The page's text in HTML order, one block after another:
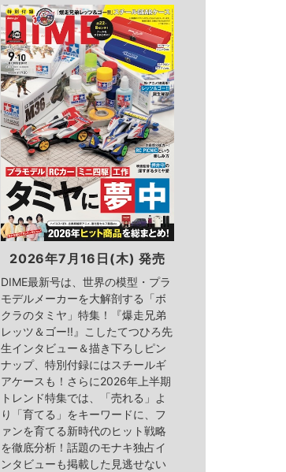
2026年7月16日(木) 発売
DIME最新号は、世界の模型・プラ
モデルメーカーを大解剖する「ボ
クラのタミヤ」特集！『爆走兄弟
レッツ＆ゴー!!』こしたてつひろ先
生インタビュー＆描き下ろしピン
ナップ、特別付録にはスチールギ
アケースも！さらに2026年上半期
トレンド特集では、「売れる」よ
り「育てる」をキーワードに、フ
ァンを育てる新時代のヒット戦略
を徹底分析！話題のモナキ独占イ
ンタビューも掲載した見逃せない